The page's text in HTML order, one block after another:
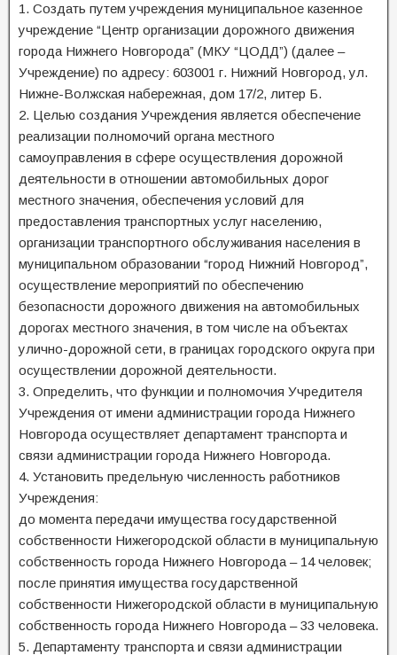
1. Создать путем учреждения муниципальное казенное
учреждение “Центр организации дорожного движения
города Нижнего Новгорода” (МКУ “ЦОДД”) (далее –
Учреждение) по адресу: 603001 г. Нижний Новгород, ул.
Нижне-Волжская набережная, дом 17/2, литер Б.
2. Целью создания Учреждения является обеспечение
реализации полномочий органа местного
самоуправления в сфере осуществления дорожной
деятельности в отношении автомобильных дорог
местного значения, обеспечения условий для
предоставления транспортных услуг населению,
организации транспортного обслуживания населения в
муниципальном образовании “город Нижний Новгород”,
осуществление мероприятий по обеспечению
безопасности дорожного движения на автомобильных
дорогах местного значения, в том числе на объектах
улично-дорожной сети, в границах городского округа при
осуществлении дорожной деятельности.
3. Определить, что функции и полномочия Учредителя
Учреждения от имени администрации города Нижнего
Новгорода осуществляет департамент транспорта и
связи администрации города Нижнего Новгорода.
4. Установить предельную численность работников
Учреждения:
до момента передачи имущества государственной
собственности Нижегородской области в муниципальную
собственность города Нижнего Новгорода – 14 человек;
после принятия имущества государственной
собственности Нижегородской области в муниципальную
собственность города Нижнего Новгорода – 33 человека.
5. Департаменту транспорта и связи администрации